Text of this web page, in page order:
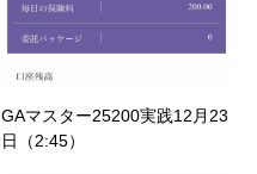
GAマスター25200実践12月23
日（2:45）